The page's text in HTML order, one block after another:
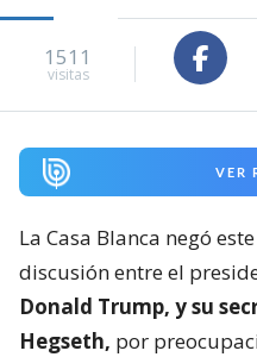
1511
visitas
VER
La Casa Blanca negó
discusión entre el
Donald Trump, y su
Hegseth, por